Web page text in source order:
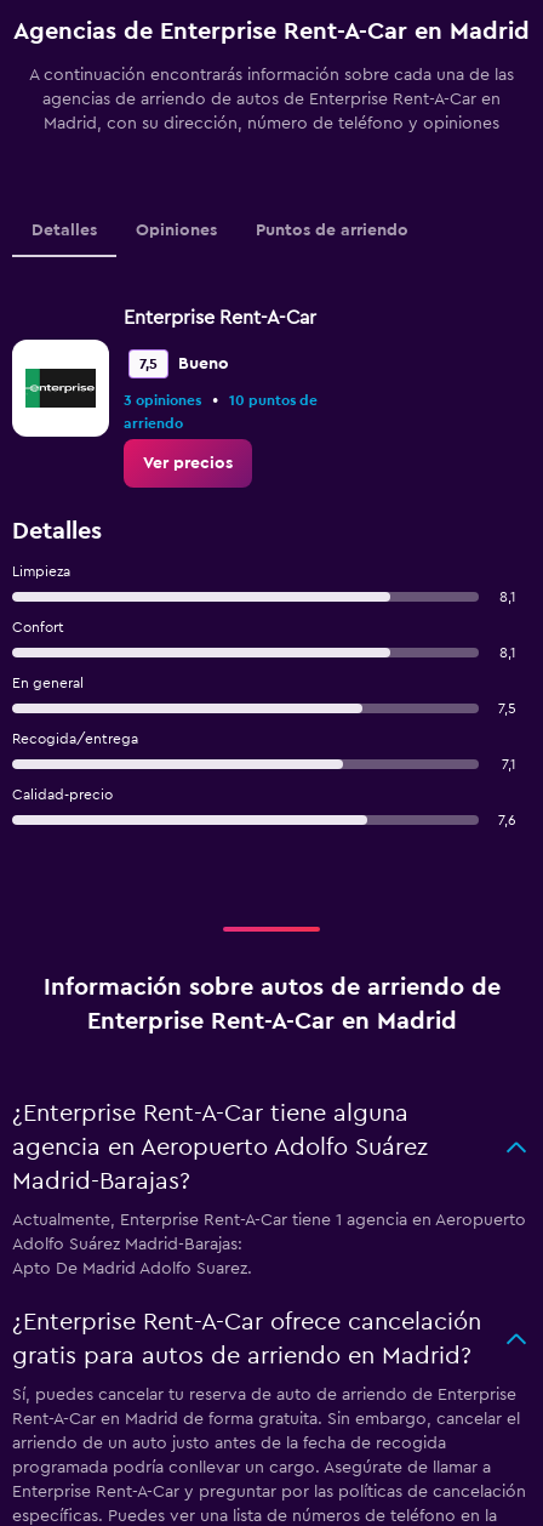
Agencias de Enterprise Rent-A-Car en Madrid
A continuación encontrarás información sobre cada una de las
agencias de arriendo de autos de Enterprise Rent-A-Car en
Madrid, con su dirección, número de teléfono y opiniones
Detalles Opiniones Puntos de arriendo
Enterprise Rent-A-Car
7,5 Bueno
3 opiniones •
10 puntos de
arriendo
Ver precios
Detalles
Limpieza
8,1
Confort
8,1
En general
7,5
Recogida/entrega
7,1
Calidad-precio
7,6
Información sobre autos de arriendo de
Enterprise Rent-A-Car en Madrid
¿Enterprise Rent-A-Car tiene alguna
agencia en Aeropuerto Adolfo Suárez
Madrid-Barajas?
Actualmente, Enterprise Rent-A-Car tiene 1 agencia en Aeropuerto
Adolfo Suárez Madrid-Barajas:
Apto De Madrid Adolfo Suarez.
¿Enterprise Rent-A-Car ofrece cancelación
gratis para autos de arriendo en Madrid?
Sí, puedes cancelar tu reserva de auto de arriendo de Enterprise
Rent-A-Car en Madrid de forma gratuita. Sin embargo, cancelar el
arriendo de un auto justo antes de la fecha de recogida
programada podría conllevar un cargo. Asegúrate de llamar a
Enterprise Rent-A-Car y preguntar por las políticas de cancelación
específicas. Puedes ver una lista de números de teléfono en la